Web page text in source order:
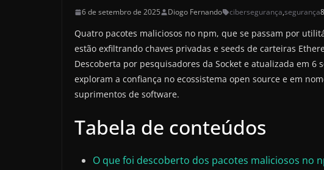
6 de setembro de 2025 Diogo Fernando cibersegurança,segurança
Quatro pacotes maliciosos no npm, que se passam por
estão exfiltrando chaves privadas e seeds de carteiras
Descoberta por pesquisadores da Socket e atualizada em 6
exploram a confiança no ecossistema open source e em
suprimentos de software.
Tabela de conteúdos
O que foi descoberto dos pacotes maliciosos no